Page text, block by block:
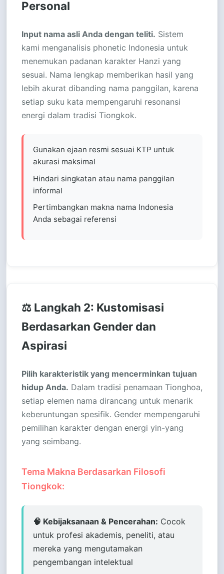
Personal
Input nama asli Anda dengan teliti. Sistem
kami menganalisis phonetic Indonesia untuk
menemukan padanan karakter Hanzi yang
sesuai. Nama lengkap memberikan hasil yang
lebih akurat dibanding nama panggilan, karena
setiap suku kata mempengaruhi resonansi
energi dalam tradisi Tiongkok.
Gunakan ejaan resmi sesuai KTP untuk
akurasi maksimal
Hindari singkatan atau nama panggilan
informal
Pertimbangkan makna nama Indonesia
Anda sebagai referensi
⚖️ Langkah 2: Kustomisasi
Berdasarkan Gender dan
Aspirasi
Pilih karakteristik yang mencerminkan tujuan
hidup Anda. Dalam tradisi penamaan Tionghoa,
setiap elemen nama dirancang untuk menarik
keberuntungan spesifik. Gender mempengaruhi
pemilihan karakter dengan energi yin-yang
yang seimbang.
Tema Makna Berdasarkan Filosofi
Tiongkok:
🧠 Kebijaksanaan & Pencerahan: Cocok
untuk profesi akademis, peneliti, atau
mereka yang mengutamakan
pengembangan intelektual